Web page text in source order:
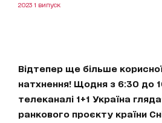
2023 1 випуск
Відтепер ще більше
натхнення! Щодня з 6:30 до
телеканалі 1+1 Україна
ранкового проєкту країни